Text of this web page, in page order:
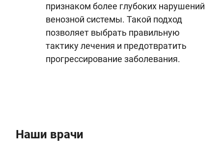
признаком более глубоких нарушений
венозной системы. Такой подход
позволяет выбрать правильную
тактику лечения и предотвратить
прогрессирование заболевания.
Наши врачи